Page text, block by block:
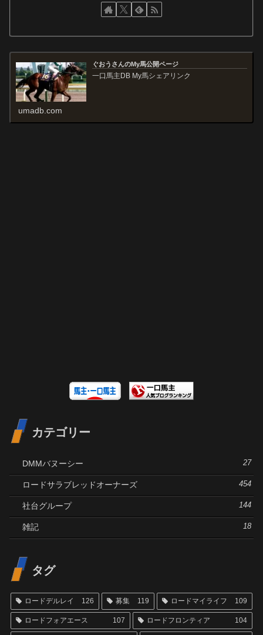
ぐおうさんのMy馬公開ページ
一口馬主DB My馬シェアリンク
umadb.com
カテゴリー
DMMバヌーシー 27
ロードサラブレッドオーナーズ 454
社台グループ 144
雑記 18
タグ
ロードデルレイ 126 募集 119 ロードマイライフ 109
ロードフォアエース 107 ロードフロンティア 104